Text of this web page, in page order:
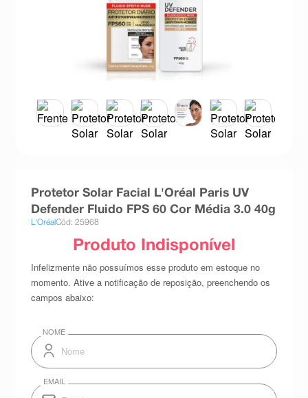
Protetor Solar Facial L'Oréal Paris UV
Defender Fluido FPS 60 Cor Média 3.0 40g
L'OréalCód: 25968